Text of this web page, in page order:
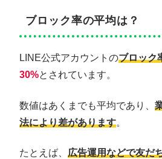
ブロック率の平均は？
LINE公式アカウントのブロック
30%とされています。
数値はあくまでも平均であり、
法により差があります。
たとえば、 広告運用などで友だ